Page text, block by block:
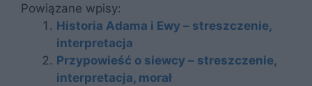
Powiązane wpisy:
Historia Adama i Ewy – streszczenie,
interpretacja
Przypowieść o siewcy – streszczenie,
interpretacja, morał